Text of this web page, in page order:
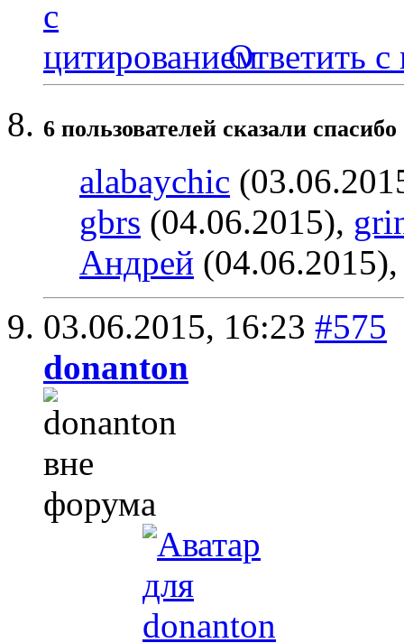
Ответить с
6 пользователей сказали
alabaychic
gbrs (04.06.2015),
Андрей
03.06.2015, 16:23 #575
donanton